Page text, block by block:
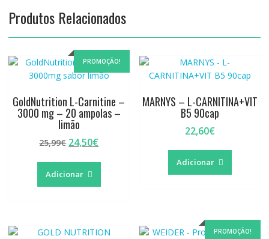
Produtos Relacionados
PROMOÇÃO!
GoldNutrition L-Carnitine –
3000 mg – 20 ampolas –
limão
25,99€ O
original
era:
24,50€O
Adicionar
MARNYS – L-CARNITINA+VIT
B5 90cap
22,60€
Adicionar
PROMOÇÃO!